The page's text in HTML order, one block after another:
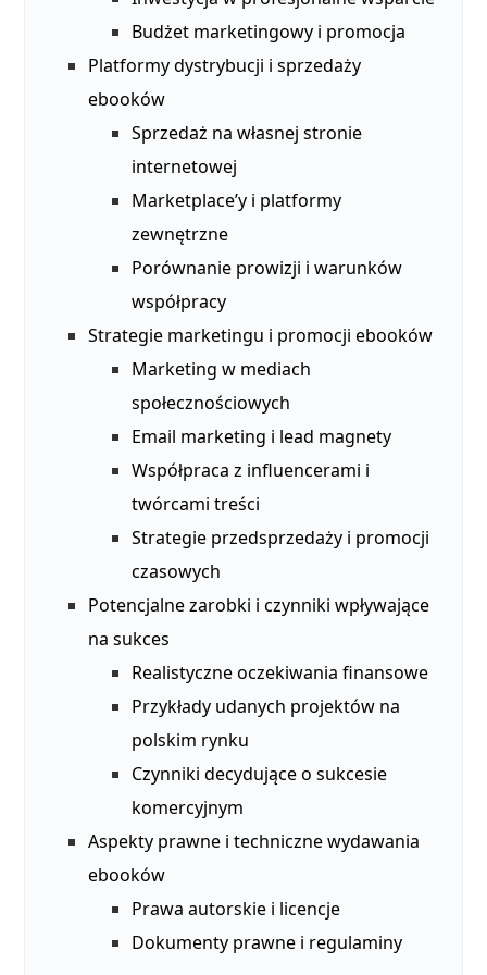
Budżet marketingowy i promocja
Platformy dystrybucji i sprzedaży
ebooków
Sprzedaż na własnej stronie
internetowej
Marketplace’y i platformy
zewnętrzne
Porównanie prowizji i warunków
współpracy
Strategie marketingu i promocji ebooków
Marketing w mediach
społecznościowych
Email marketing i lead magnety
Współpraca z influencerami i
twórcami treści
Strategie przedsprzedaży i promocji
czasowych
Potencjalne zarobki i czynniki wpływające
na sukces
Realistyczne oczekiwania finansowe
Przykłady udanych projektów na
polskim rynku
Czynniki decydujące o sukcesie
komercyjnym
Aspekty prawne i techniczne wydawania
ebooków
Prawa autorskie i licencje
Dokumenty prawne i regulaminy